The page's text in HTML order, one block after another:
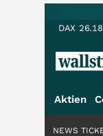
DAX
Aktien
NEWS